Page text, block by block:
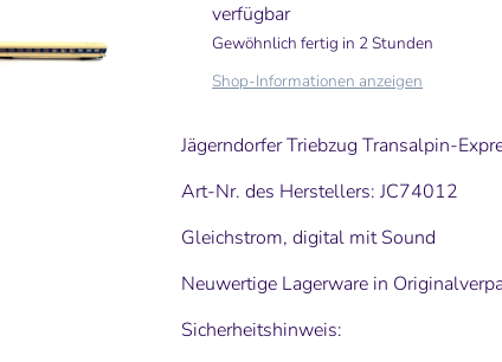
verfügbar
Gewöhnlich fertig in 2 Stunden
Shop-Informationen anzeigen
Jägerndorfer Triebzug Transalpin-
Art-Nr. des Herstellers: JC74012
Gleichstrom, digital mit Sound
Neuwertige Lagerware in
Sicherheitshinweis: